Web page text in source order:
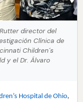
director del
Clínica de
Children´s
y el Dr. Álvaro
Hospital de Ohio,